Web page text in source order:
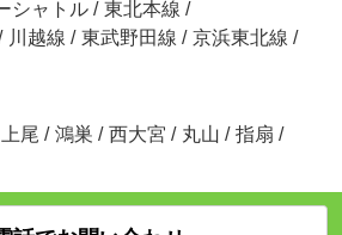
シャトル / 東北本線 /
川越線 / 東武野田線 / 京浜東北線 /
上尾 / 鴻巣 / 西大宮 / 丸山 / 指扇 /